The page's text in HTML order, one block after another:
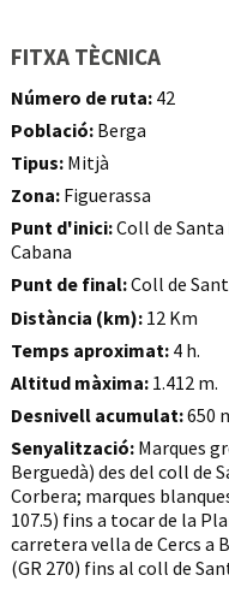
FITXA TÈCNICA
Número de ruta: 42
Població: Berga
Tipus: Mitjà
Zona: Figuerassa
Punt d'inici:Coll de
Cabana
Punt de final:Coll de
Distància (km): 12 Km
Temps aproximat: 4 h.
Altitud màxima: 1.412 m.
Desnivell acumulat:650
Senyalització: Marques
Berguedà) des del coll de
Corbera; marques
107.5) fins a tocar de la
carretera vella de Cercs a
(GR 270) fins al coll de